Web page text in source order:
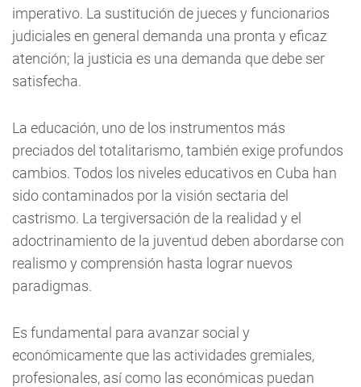
imperativo. La sustitución de jueces y funcionarios
judiciales en general demanda una pronta y eficaz
atención; la justicia es una demanda que debe ser
satisfecha.
La educación, uno de los instrumentos más
preciados del totalitarismo, también exige profundos
cambios. Todos los niveles educativos en Cuba han
sido contaminados por la visión sectaria del
castrismo. La tergiversación de la realidad y el
adoctrinamiento de la juventud deben abordarse con
realismo y comprensión hasta lograr nuevos
paradigmas.
Es fundamental para avanzar social y
económicamente que las actividades gremiales,
profesionales, así como las económicas puedan